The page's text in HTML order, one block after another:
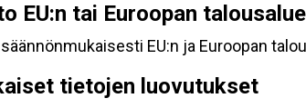
EU:n tai Euroopan
EU:n ja Euroopan
tietojen luovutukset